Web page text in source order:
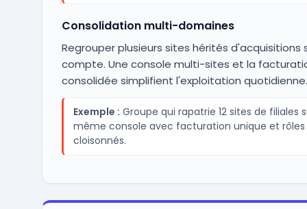
Consolidation multi-domaines
Regrouper plusieurs sites hérités d'acquisitions
compte. Une console multi-sites et la
consolidée simplifient l'exploitation quotidienne.
Exemple : Groupe qui rapatrie 12 sites de filiales
même console avec facturation unique et rôles
cloisonnés.